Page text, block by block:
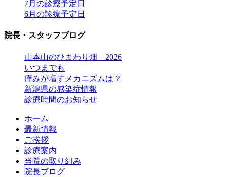
7月の診療予定日
6月の診療予定日
院長・スタッフブログ
山本山のひまわり畑 2026
いつまでも
痒みが増すメカニズムは？
新潟県の感染症情報
診療時間のお知らせ
ホーム
最新情報
ご挨拶
診療案内
当院の取り組み
院長ブログ